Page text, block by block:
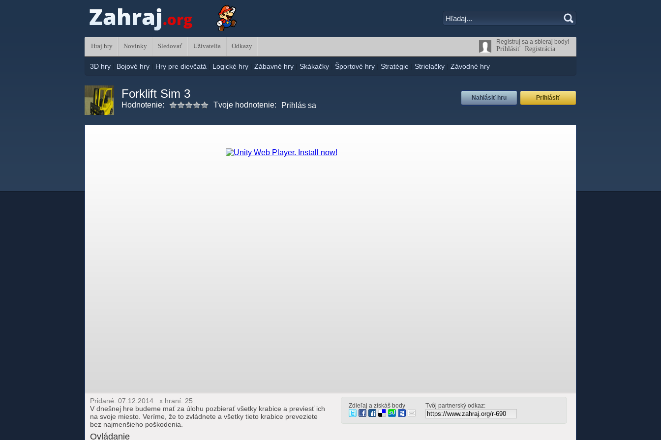
Hraj hry Novinky Sledovať Užívatelia Odkazy
Registruj sa a sbieraj body!
Prihlásiť Registrácia
3D hry Bojové hry Hry pre dievčatá Logické hry Zábavné hry Skákačky Športové hry Stratégie Strielačky Závodné hry
Forklift Sim 3
Hodnotenie: Tvoje hodnotenie: Prihlás sa
Prihlásiť
Nahlásiť hru
Pridané: 07.12.2014 x hraní: 25
V dnešnej hre budeme mať za úlohu pozbierať všetky krabice a previesť ich
na svoje miesto. Veríme, že to zvládnete a všetky tieto krabice preveziete
bez najmenšieho poškodenia.
Ovládanie
Zdieľaj a získáš body Tvôj partnerský odkaz: